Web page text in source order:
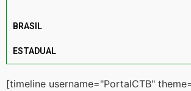
BRASIL
ESTADUAL
[timeline username="PortalCTB"